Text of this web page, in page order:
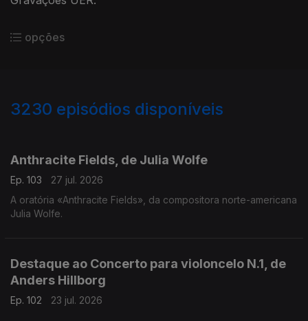
opções
3230 episódios disponíveis
Anthracite Fields, de Julia Wolfe
Ep. 103
27 jul. 2026
A oratória «Anthracite Fields», da compositora norte-americana
Julia Wolfe.
Destaque ao Concerto para violoncelo N.1, de
Anders Hillborg
Ep. 102 23 jul. 2026